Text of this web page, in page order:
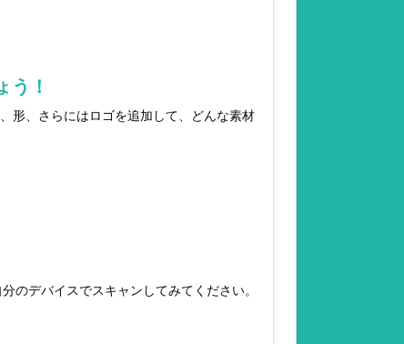
う！
形、さらにはロゴを追加して、どんな素材
のデバイスでスキャンしてみてください。